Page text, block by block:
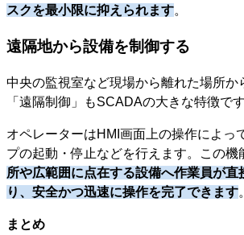
スクを最小限に抑えられます。
遠隔地から設備を制御する
中央の監視室など現場から離れた場所か
「遠隔制御」もSCADAの大きな特徴です
オペレーターはHMI画面上の操作によっ
プの起動・停止などを行えます。この機
所や広範囲に点在する設備へ作業員が直
り、安全かつ迅速に操作を完了できます。
まとめ